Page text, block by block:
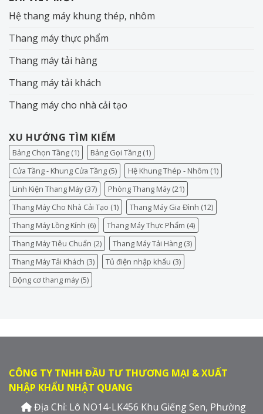
Hệ thang máy khung thép, nhôm
Thang máy thực phẩm
Thang máy tải hàng
Thang máy tải khách
Thang máy cho nhà cải tạo
XU HƯỚNG TÌM KIẾM
Bảng Chọn Tầng (1) Bảng Gọi Tầng (1)
Cửa Tầng - Khung Cửa Tầng (5) Hệ Khung Thép - Nhôm (1)
Linh Kiện Thang Máy(37) Phòng Thang Máy(21)
Thang Máy Cho Nhà Cải Tạo (1) Thang Máy Gia Đình (12)
Thang Máy Lồng Kính (6) Thang Máy Thực Phẩm (4)
Thang Máy Tiêu Chuẩn (2) Thang Máy Tải Hàng (3)
Thang Máy Tải Khách (3) Tủ điện nhập khẩu (3)
Động cơ thang máy(5)
CÔNG TY TNHH ĐẦU TƯ THƯƠNG MẠI & XUẤT
NHẬP KHẨU NHẬT QUANG
Địa Chỉ: Lô NO14-LK456 Khu Giếng Sen, Phường